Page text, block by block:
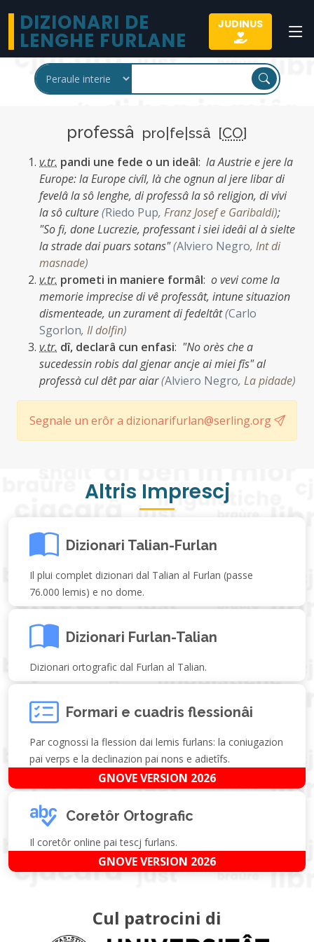
DIZIONARI DE
LENGHE FURLANE
JUDINUS
professâ pro|fe|ssâ [CO]
v.tr. pandi une fede o un ideâl: la Austrie e jere la
Europe: la Europe civîl, là che ognun al jere libar di
fevelâ la sô lenghe, di professâ la sô religjon, di vivi
la sô culture(Riedo Pup, Franz Josef e Garibaldi);
"So fi, done Lucrezie, professant i siei ideâi al à sielte
la strade dai puars sotans"(Alviero Negro, Int di
masnade)
v.tr. prometi in maniere formâl: o vevi come la
memorie imprecise di vê professât, intune situazion
dismenteade, un zurament di fedeltât(Carlo
Sgorlon, Il dolfin)
v.tr. dî, declarâ cun enfasi: "No orès che a
sucedessin robis dal gjenar ancje ai miei fîs" al
professà cul dêt par aiar(Alviero Negro, La pidade)
Segnale un erôr a dizionarifurlan@serling.org
Altris Imprescj
Dizionari Talian-Furlan
Il plui complet dizionari dal Talian al Furlan (passe
76.000 lemis) e no dome.
Dizionari Furlan-Talian
Dizionari ortografic dal Furlan al Talian.
Formari e cuadris flessionâi
Par cognossi la flession dai lemis furlans: la coniugazion
pai verps e la declinazion pai nons e adietîfs.
GNOVE VERSION 2026
Coretôr Ortografic
Il coretôr online pai tescj furlans.
GNOVE VERSION 2026
Cul patrocini di